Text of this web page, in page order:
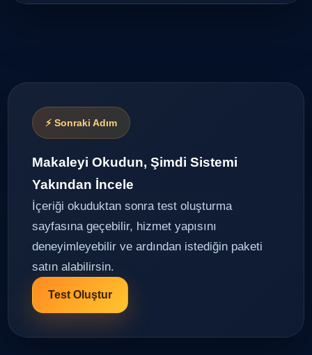
⚡ Sonraki Adım
Makaleyi Okudun, Şimdi Sistemi
Yakından İncele
İçeriği okuduktan sonra test oluşturma
sayfasına geçebilir, hizmet yapısını
deneyimleyebilir ve ardından istediğin paketi
satın alabilirsin.
Test Oluştur